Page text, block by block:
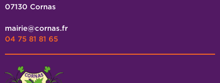
07130 Cornas
mairie@cornas.fr
04 75 81 81 65